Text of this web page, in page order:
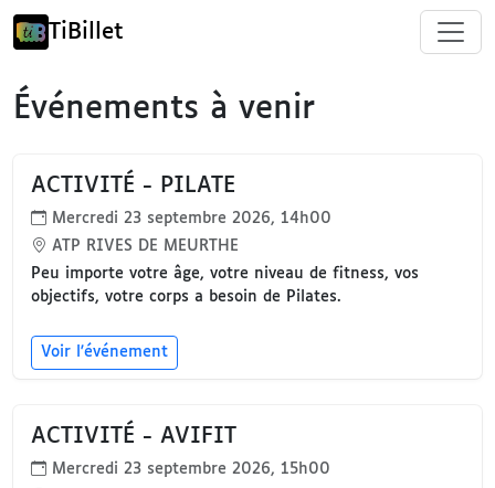
TiBillet
Événements à venir
ACTIVITÉ - PILATE
Mercredi 23 septembre 2026, 14h00
ATP RIVES DE MEURTHE
Peu importe votre âge, votre niveau de fitness, vos
objectifs, votre corps a besoin de Pilates.
Voir l'événement
ACTIVITÉ - AVIFIT
Mercredi 23 septembre 2026, 15h00